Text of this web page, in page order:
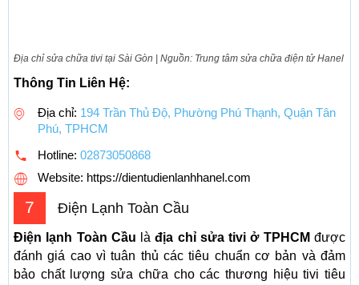
Địa chỉ sửa chữa tivi tại Sài Gòn | Nguồn: Trung tâm sửa chữa điện tử Hanel
Thông Tin Liên Hệ:
Địa chỉ: 194 Trần Thủ Độ, Phường Phú Thạnh, Quận Tân
Phú, TPHCM
Hotline: 02873050868
Website: https://dientudienlanhhanel.com
7 Điện Lạnh Toàn Cầu
Điện lạnh Toàn Cầu là địa chỉ sửa tivi ở TPHCM được
đánh giá cao vì tuân thủ các tiêu chuẩn cơ bản và đảm
bảo chất lượng sửa chữa cho các thương hiệu tivi tiêu